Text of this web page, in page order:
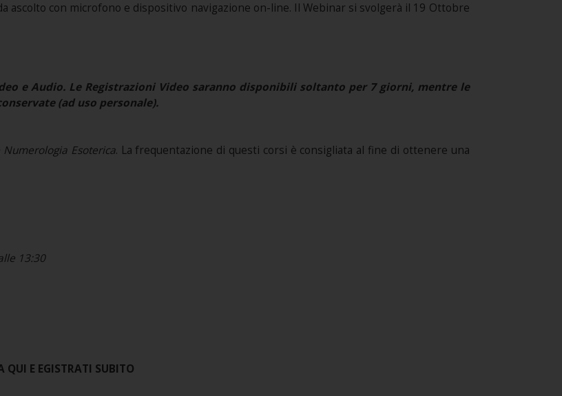
ascolto con microfono e dispositivo navigazione on-line. Il Webinar si svolgerà il 19 Ottobre
e Audio. Le Registrazioni Video saranno disponibili soltanto per 7 giorni, mentre le
(ad uso personale).
Esoterica. La frequentazione di questi corsi è consigliata al fine di ottenere una
13:30
QUI E EGISTRATI SUBITO